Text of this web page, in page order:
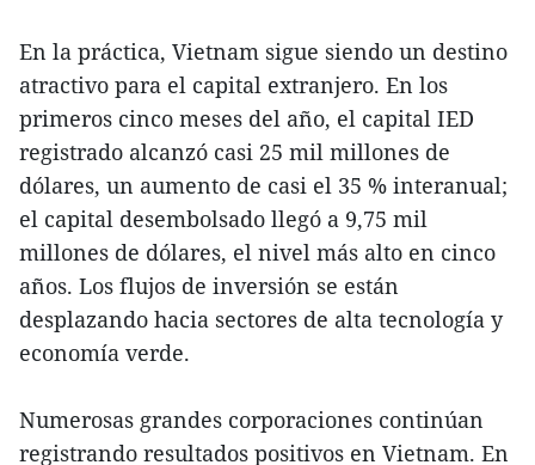
En la práctica, Vietnam sigue siendo un destino
atractivo para el capital extranjero. En los
primeros cinco meses del año, el capital IED
registrado alcanzó casi 25 mil millones de
dólares, un aumento de casi el 35 % interanual;
el capital desembolsado llegó a 9,75 mil
millones de dólares, el nivel más alto en cinco
años. Los flujos de inversión se están
desplazando hacia sectores de alta tecnología y
economía verde.
Numerosas grandes corporaciones continúan
registrando resultados positivos en Vietnam. En